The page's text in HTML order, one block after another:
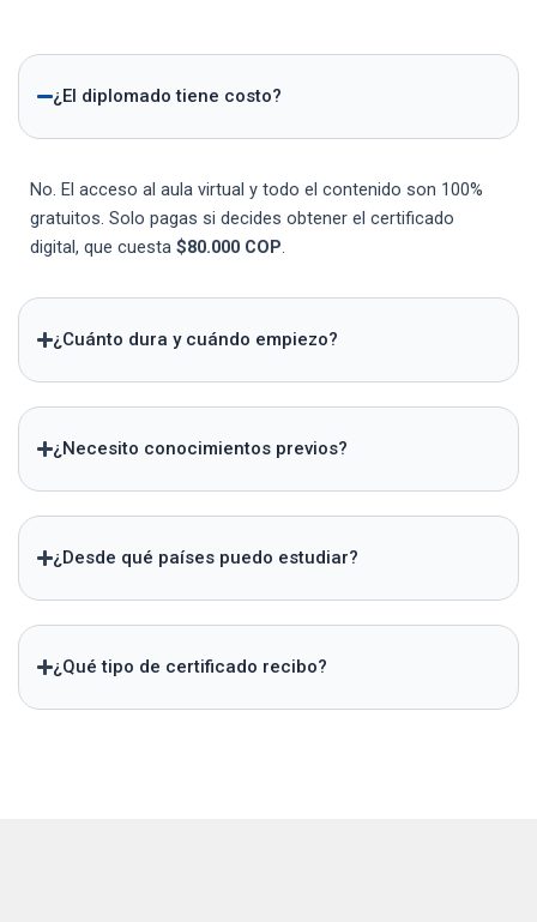
¿El diplomado tiene costo?
No. El acceso al aula virtual y todo el contenido son 100%
gratuitos. Solo pagas si decides obtener el certificado
digital, que cuesta $80.000 COP
¿Cuánto dura y cuándo empiezo?
¿Necesito conocimientos previos?
¿Desde qué países puedo estudiar?
¿Qué tipo de certificado recibo?